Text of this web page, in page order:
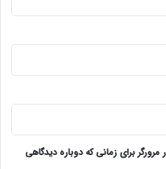
برای زمانی که دوباره دیدگاهی